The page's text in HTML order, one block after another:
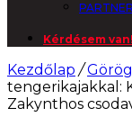
Kérdésem van!
Kezdőlap /
tengerikajakkal:
Zakynthos